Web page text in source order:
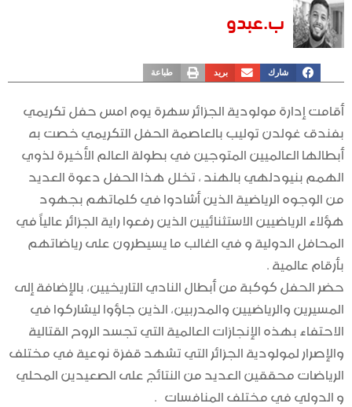
ب.عبدو
شارك بريد طباعة
أقامت إدارة مولودية الجزائر سهرة يوم امس حفل تكريمي
بفندق غولدن توليب بالعاصمة الحفل التكريمي خصت به
أبطالها العالميين المتوجين في بطولة العالم الأخيرة لذوي
الهمم بنيودلهي بالهند ، تخلل هذا الحفل دعوة العديد
من الوجوه الرياضية الذين أشادوا في كلماتهم بجهود
هؤلاء الرياضيين الاستثنائيين الذين رفعوا راية الجزائر عالياً في
المحافل الدولية و في الغالب ما يسيطرون على رياضاتهم
بأرقام عالمية .
حضر الحفل كوكبة من أبطال النادي التاريخيين، بالإضافة إلى
المسيرين والرياضيين والمدربين، الذين جاؤوا ليشاركوا في
الاحتفاء بهذه الإنجازات العالمية التي تجسد الروح القتالية
والإصرار لمولودية الجزائر التي تشهد قفزة نوعية في مختلف
الرياضات محققين العديد من النتائج على الصعيدين المحلي
و الدولي في مختلف المنافسات .